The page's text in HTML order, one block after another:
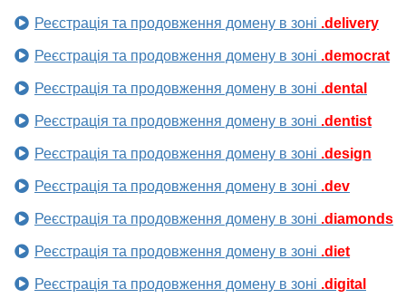
Реєстрація та продовження домену в зоні .delivery
Реєстрація та продовження домену в зоні .democrat
Реєстрація та продовження домену в зоні .dental
Реєстрація та продовження домену в зоні .dentist
Реєстрація та продовження домену в зоні .design
Реєстрація та продовження домену в зоні .dev
Реєстрація та продовження домену в зоні .diamonds
Реєстрація та продовження домену в зоні .diet
Реєстрація та продовження домену в зоні .digital